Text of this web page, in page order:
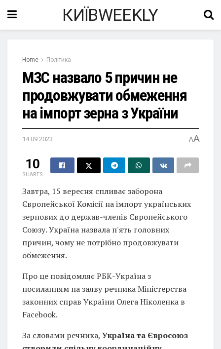
КИЇВWEEKLY
Home Політика
МЗС назвало 5 причин не
продовжувати обмеження
на імпорт зерна з України
14.09.2023 AA
10
SHARES
Завтра, 15 вересня спливає заборона
Європейської Комісії на імпорт українських
зернових до держав-членів Європейського
Союзу. Україна назвала п'ять головних
причин, чому не потрібно продовжувати
обмеження.
Про це повідомляє РБК-Україна з
посиланням на заяву речника Міністерства
законних справ України Олега Ніколенка в
Facebook.
За словами речника, Україна та Євросоюз